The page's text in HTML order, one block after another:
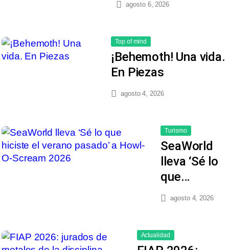
agosto 6, 2026
Top of mind
¡Behemoth! Una vida.
En Piezas
agosto 4, 2026
Turismo
SeaWorld
lleva ‘Sé lo
que…
agosto 4, 2026
Actualidad